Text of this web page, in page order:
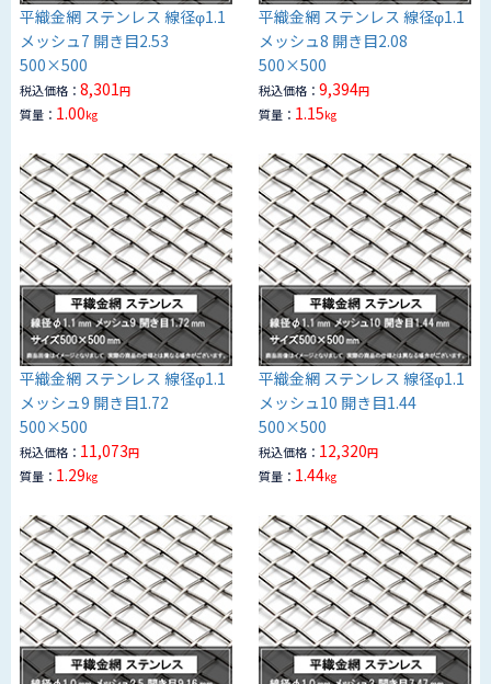
平織金網 ステンレス 線径φ1.1
メッシュ7 開き目2.53
500×500
税込価格： 8,301円
質量： 1.00kg
平織金網 ステンレス 線径φ1.1
メッシュ8 開き目2.08
500×500
税込価格：9,394円
質量： 1.15kg
平織金網 ステンレス 線径φ1.1
メッシュ9 開き目1.72
500×500
税込価格： 11,073円
質量： 1.29kg
平織金網 ステンレス 線径φ1.1
メッシュ10 開き目1.44
500×500
税込価格： 12,320円
質量： 1.44kg